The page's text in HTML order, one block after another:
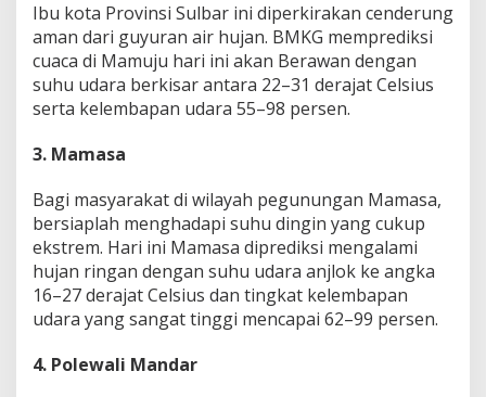
D
i
k
p
u
u
h
u
D
i
n
g
i
1
Ibu kota Provinsi Sulbar ini diperkirakan cenderung
aman dari guyuran air hujan. BMKG memprediksi
cuaca di Mamuju hari ini akan Berawan dengan
suhu udara berkisar antara 22–31 derajat Celsius
serta kelembapan udara 55–98 persen.
3. Mamasa
Bagi masyarakat di wilayah pegunungan Mamasa,
bersiaplah menghadapi suhu dingin yang cukup
ekstrem. Hari ini Mamasa diprediksi mengalami
hujan ringan dengan suhu udara anjlok ke angka
16–27 derajat Celsius dan tingkat kelembapan
udara yang sangat tinggi mencapai 62–99 persen.
4. Polewali Mandar